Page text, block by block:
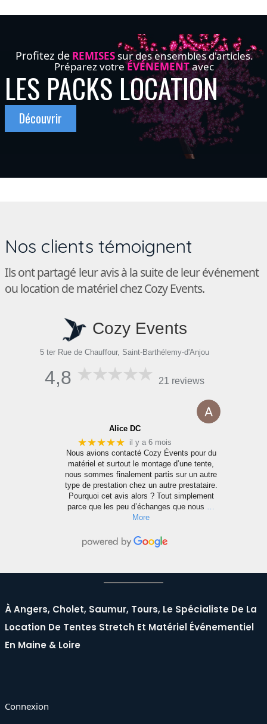
Profitez de REMISES sur des ensembles d'articles.
Préparez votreÉVÉNEMENTavec
LES PACKS LOCATION
Découvrir
Nos clients témoignent
Ils ont partagé leur avis à la suite de leur événement
ou location de matériel chez Cozy Events.
Cozy Events
5 ter Rue de Chauffour, Saint-Barthélemy-d'Anjou
4,8 21 reviews
Alice DC
★★★★★ il y a 6 mois
Nous avions contacté Cozy Évents pour du
matériel et surtout le montage d’une tente,
nous sommes finalement partis sur un autre
type de prestation chez un autre prestataire.
Pourquoi cet avis alors ? Tout simplement
parce que les peu d’échanges que nous
More
À Angers, Cholet, Saumur, Tours, Le Spécialiste De La
Location De Tentes Stretch Et Matériel Événementiel
En Maine & Loire
Connexion